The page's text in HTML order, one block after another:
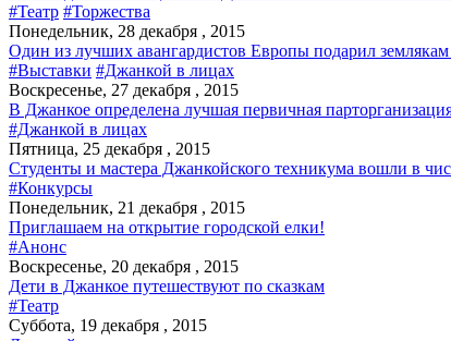
#Театр #Торжества
Понедельник, 28 декабря , 2015
Один из лучших авангардистов Европы подарил
#Выставки #Джанкой в лицах
Воскресенье, 27 декабря , 2015
В Джанкое определена лучшая первичная
#Джанкой в лицах
Пятница, 25 декабря , 2015
Студенты и мастера Джанкойского техникума вошли в
#Конкурсы
Понедельник, 21 декабря , 2015
Приглашаем на открытие городской елки!
#Анонс
Воскресенье, 20 декабря , 2015
Дети в Джанкое путешествуют по сказкам
#Театр
Суббота, 19 декабря , 2015